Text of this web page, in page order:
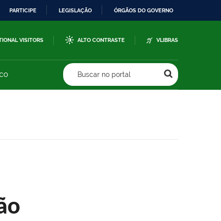
PARTICIPE LEGISLAÇÃO ÓRGÃOS DO GOVERNO
VISITORS ALTO CONTRASTE VLIBRAS
Buscar no portal